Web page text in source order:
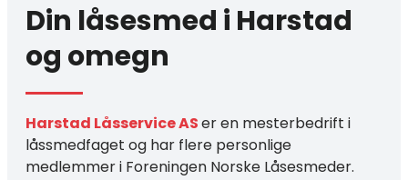
Din låsesmed i Harstad
og omegn
Harstad Låsservice ASer en mesterbedrift i
låssmedfaget og har flere personlige
medlemmer i Foreningen Norske Låsesmeder.